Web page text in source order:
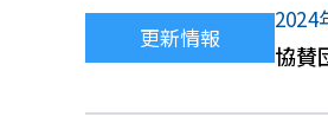
更新情報
2024
協賛